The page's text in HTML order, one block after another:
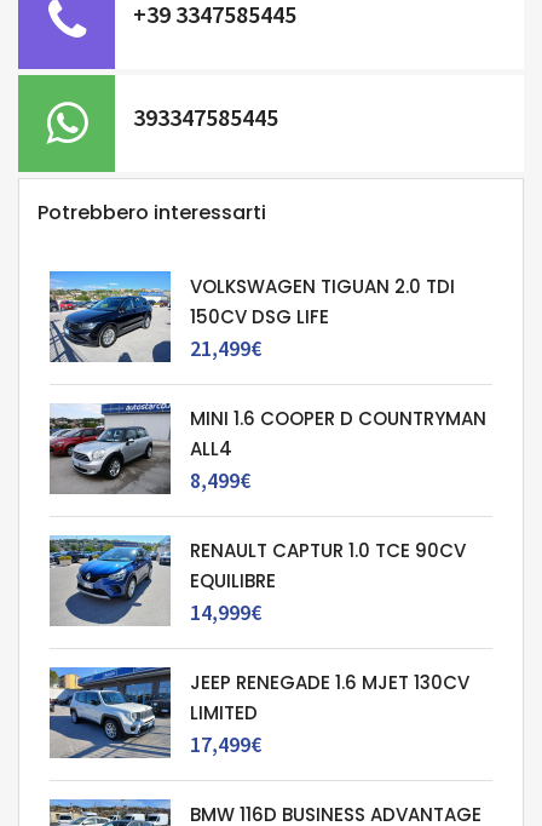
+39 3347585445
393347585445
Potrebbero interessarti
VOLKSWAGEN TIGUAN 2.0 TDI
150CV DSG LIFE
21,499€
MINI 1.6 COOPER D COUNTRYMAN
ALL4
8,499€
RENAULT CAPTUR 1.0 TCE 90CV
EQUILIBRE
14,999€
JEEP RENEGADE 1.6 MJET 130CV
LIMITED
17,499€
BMW 116D BUSINESS ADVANTAGE